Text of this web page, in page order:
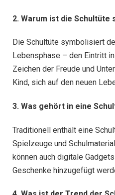
2. Warum ist die Schultüte
Die Schultüte symbolisiert
Lebensphase – den Eintritt
Zeichen der Freude und
Kind, sich auf den neuen
3. Was gehört in eine
Traditionell enthält eine
Spielzeuge und
können auch digitale
Geschenke hinzugefügt